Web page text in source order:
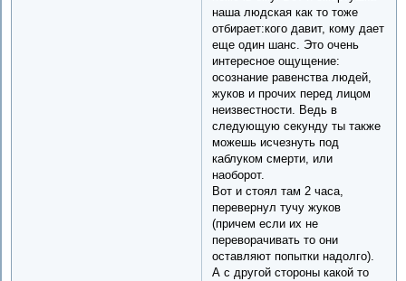
наша людская как то тоже
отбирает:кого давит, кому дает
еще один шанс. Это очень
интересное ощущение:
осознание равенства людей,
жуков и прочих перед лицом
неизвестности. Ведь в
следующую секунду ты также
можешь исчезнуть под
каблуком смерти, или
наоборот.
Вот и стоял там 2 часа,
перевернул тучу жуков
(причем если их не
переворачивать то они
оставляют попытки надолго).
А с другой стороны какой то